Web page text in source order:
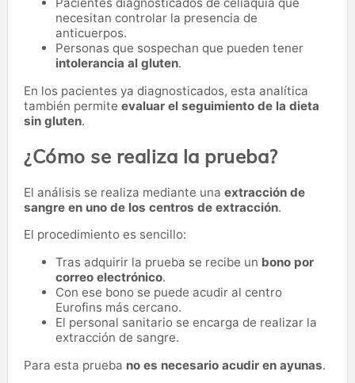
Pacientes diagnosticados de celiaquía que
necesitan controlar la presencia de
anticuerpos.
Personas que sospechan que pueden tener
intolerancia al gluten.
En los pacientes ya diagnosticados, esta analítica
también permite evaluar el seguimiento de la dieta
sin gluten.
¿Cómo se realiza la prueba?
El análisis se realiza mediante una extracción de
sangre en uno de los centros de extracción.
El procedimiento es sencillo:
Tras adquirir la prueba se recibe un bono por
correo electrónico.
Con ese bono se puede acudir al centro
Eurofins más cercano.
El personal sanitario se encarga de realizar la
extracción de sangre.
Para esta prueba no es necesario acudir en ayunas.